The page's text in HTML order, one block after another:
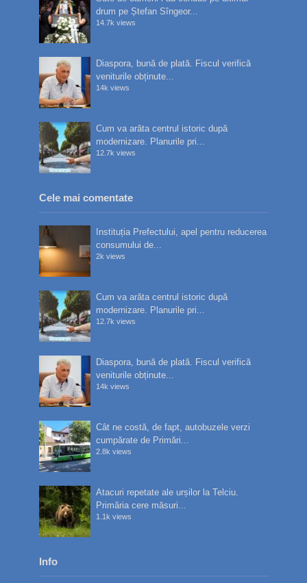
drum pe Ștefan Sîngeor...
14.7k views
Diaspora, bună de plată. Fiscul verifică
veniturile obținute...
14k views
Cum va arăta centrul istoric după
modernizare. Planurile pri...
12.7k views
Cele mai comentate
Instituția Prefectului, apel pentru reducerea
consumului de...
2k views
Cum va arăta centrul istoric după
modernizare. Planurile pri...
12.7k views
Diaspora, bună de plată. Fiscul verifică
veniturile obținute...
14k views
Cât ne costă, de fapt, autobuzele verzi
cumpărate de Primări...
2.8k views
Atacuri repetate ale urșilor la Telciu.
Primăria cere măsuri...
1.1k views
Info